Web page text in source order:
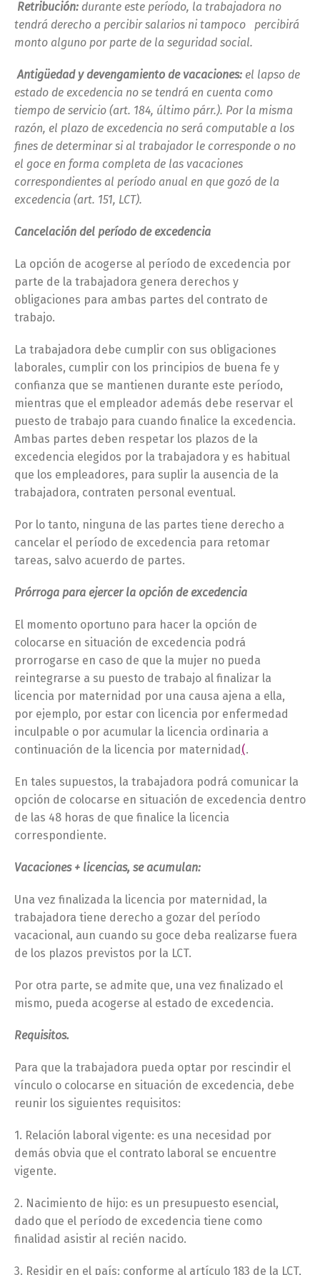
Retribución: durante este período, la trabajadora no
tendrá derecho a percibir salarios ni tampoco percibirá
monto alguno por parte de la seguridad social.
Antigüedad y devengamiento de vacaciones: el lapso de
estado de excedencia no se tendrá en cuenta como
tiempo de servicio (art. 184, último párr.). Por la misma
razón, el plazo de excedencia no será computable a los
fines de determinar si al trabajador le corresponde o no
el goce en forma completa de las vacaciones
correspondientes al período anual en que gozó de la
excedencia (art. 151, LCT).
Cancelación del período de excedencia
La opción de acogerse al período de excedencia por
parte de la trabajadora genera derechos y
obligaciones para ambas partes del contrato de
trabajo.
La trabajadora debe cumplir con sus obligaciones
laborales, cumplir con los principios de buena fe y
confianza que se mantienen durante este período,
mientras que el empleador además debe reservar el
puesto de trabajo para cuando finalice la excedencia.
Ambas partes deben respetar los plazos de la
excedencia elegidos por la trabajadora y es habitual
que los empleadores, para suplir la ausencia de la
trabajadora, contraten personal eventual.
Por lo tanto, ninguna de las partes tiene derecho a
cancelar el período de excedencia para retomar
tareas, salvo acuerdo de partes.
Prórroga para ejercer la opción de excedencia
El momento oportuno para hacer la opción de
colocarse en situación de excedencia podrá
prorrogarse en caso de que la mujer no pueda
reintegrarse a su puesto de trabajo al finalizar la
licencia por maternidad por una causa ajena a ella,
por ejemplo, por estar con licencia por enfermedad
inculpable o por acumular la licencia ordinaria a
continuación de la licencia por maternidad(.
En tales supuestos, la trabajadora podrá comunicar la
opción de colocarse en situación de excedencia dentro
de las 48 horas de que finalice la licencia
correspondiente.
Vacaciones + licencias, se acumulan:
Una vez finalizada la licencia por maternidad, la
trabajadora tiene derecho a gozar del período
vacacional, aun cuando su goce deba realizarse fuera
de los plazos previstos por la LCT.
Por otra parte, se admite que, una vez finalizado el
mismo, pueda acogerse al estado de excedencia.
Requisitos.
Para que la trabajadora pueda optar por rescindir el
vínculo o colocarse en situación de excedencia, debe
reunir los siguientes requisitos:
1. Relación laboral vigente: es una necesidad por
demás obvia que el contrato laboral se encuentre
vigente.
2. Nacimiento de hijo: es un presupuesto esencial,
dado que el período de excedencia tiene como
finalidad asistir al recién nacido.
3. Residir en el país: conforme al artículo 183 de la LCT,